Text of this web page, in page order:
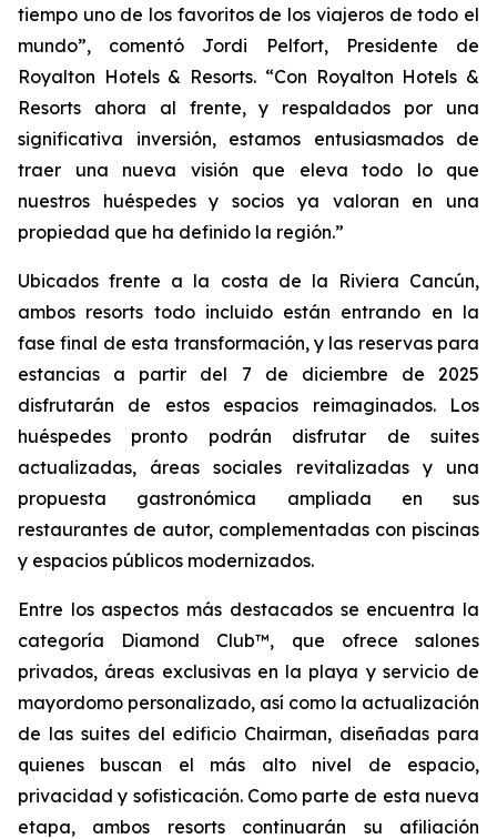
tiempo uno de los favoritos de los viajeros de todo el
mundo”, comentó Jordi Pelfort, Presidente de
Royalton Hotels & Resorts. “Con Royalton Hotels &
Resorts ahora al frente, y respaldados por una
significativa inversión, estamos entusiasmados de
traer una nueva visión que eleva todo lo que
nuestros huéspedes y socios ya valoran en una
propiedad que ha definido la región.”
Ubicados frente a la costa de la Riviera Cancún,
ambos resorts todo incluido están entrando en la
fase final de esta transformación, y las reservas para
estancias a partir del 7 de diciembre de 2025
disfrutarán de estos espacios reimaginados. Los
huéspedes pronto podrán disfrutar de suites
actualizadas, áreas sociales revitalizadas y una
propuesta gastronómica ampliada en sus
restaurantes de autor, complementadas con piscinas
y espacios públicos modernizados.
Entre los aspectos más destacados se encuentra la
categoría Diamond Club™, que ofrece salones
privados, áreas exclusivas en la playa y servicio de
mayordomo personalizado, así como la actualización
de las suites del edificio Chairman, diseñadas para
quienes buscan el más alto nivel de espacio,
privacidad y sofisticación. Como parte de esta nueva
etapa, ambos resorts continuarán su afiliación